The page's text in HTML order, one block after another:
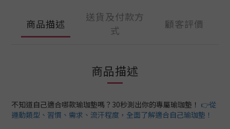
商品描述
送貨及付款方
式
顧客評價
商品描述
不知道自己適合哪款瑜珈墊嗎？30秒測出你的專屬瑜珈墊！ 👉從
運動類型、習慣、需求、流汗程度，全面了解適合自己瑜珈墊！